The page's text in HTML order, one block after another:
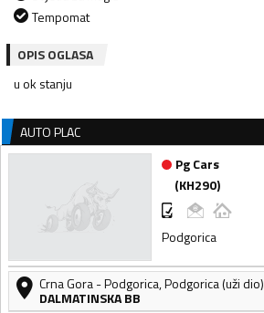
Tempomat
OPIS OGLASA
u ok stanju
AUTO PLAC
Pg Cars
(KH290)
Podgorica
Crna Gora-Podgorica,Podgorica (uži dio)
DALMATINSKA BB